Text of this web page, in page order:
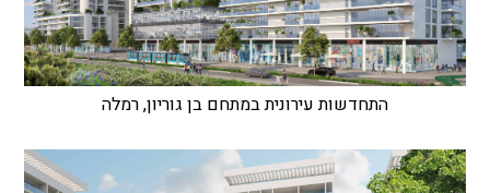
התחדשות עירונית במתחם בן גוריון, רמלה